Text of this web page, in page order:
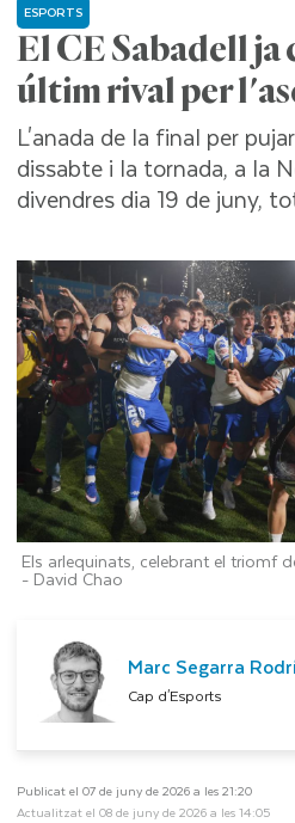
El CE Sabadell ja
últim rival per
ESPORTS
L'anada de la final per
dissabte i la tornada, a la
divendres dia 19 de juny,
Els arlequinats, celebrant el triomf
- David Chao
Marc Segarra
Cap d'Esports
Publicat el 07 de juny de 2026 a les 21:20
Actualitzat el 08 de juny de 2026 a les 14:05